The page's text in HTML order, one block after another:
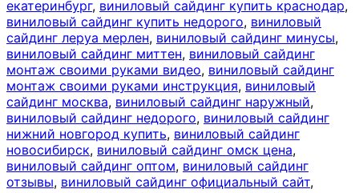
екатеринбург, виниловый сайдинг купить краснодар,
виниловый сайдинг купить недорого, виниловый
сайдинг леруа мерлен, виниловый сайдинг минусы,
виниловый сайдинг миттен, виниловый сайдинг
монтаж своими руками видео, виниловый сайдинг
монтаж своими руками инструкция, виниловый
сайдинг москва, виниловый сайдинг наружный,
виниловый сайдинг недорого, виниловый сайдинг
нижний новгород купить, виниловый сайдинг
новосибирск, виниловый сайдинг омск цена,
виниловый сайдинг оптом, виниловый сайдинг
отзывы, виниловый сайдинг официальный сайт,